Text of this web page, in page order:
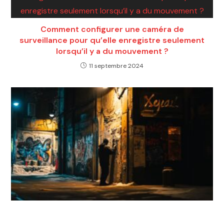
Comment configurer une caméra de
surveillance pour qu’elle enregistre seulement
lorsqu’il y a du mouvement ?
11 septembre 2024